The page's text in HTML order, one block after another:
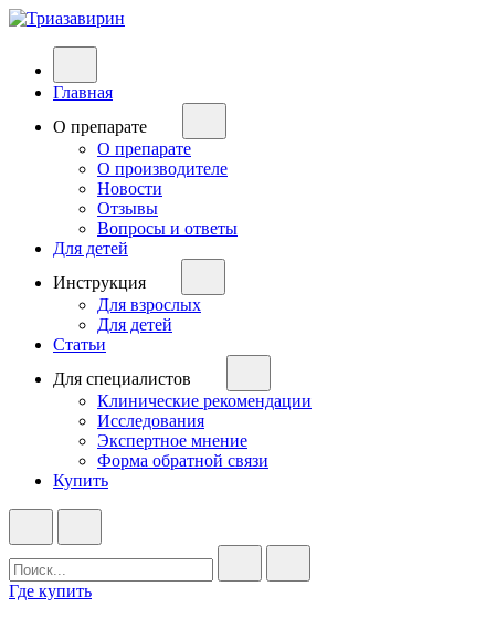
Главная
О препарате
О препарате
О производителе
Новости
Отзывы
Вопросы и ответы
Для детей
Инструкция
Для взрослых
Для детей
Статьи
Для специалистов
Клинические рекомендации
Исследования
Экспертное мнение
Форма обратной связи
Купить
Где купить